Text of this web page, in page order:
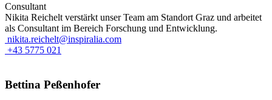
Consultant
Nikita Reichelt verstärkt unser Team am Standort Graz und arbeitet
als Consultant im Bereich Forschung und Entwicklung.
nikita.reichelt@inspiralia.com
+43 5775 021
Bettina Peßenhofer